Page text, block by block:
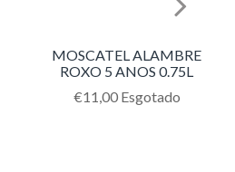
MOSCATEL ALAMBRE
ROXO 5 ANOS 0.75L
Translation
€11,00 Esgotado